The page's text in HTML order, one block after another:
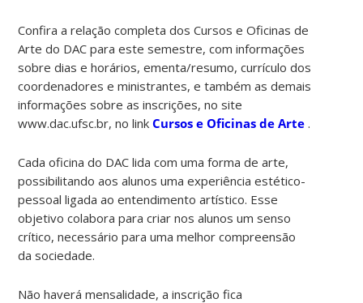
Confira a relação completa dos Cursos e Oficinas de
Arte do DAC para este semestre, com informações
sobre dias e horários, ementa/resumo, currículo dos
coordenadores e ministrantes, e também as demais
informações sobre as inscrições, no site
www.dac.ufsc.br, no linkCursos e Oficinas de Arte .
Cada oficina do DAC lida com uma forma de arte,
possibilitando aos alunos uma experiência estético-
pessoal ligada ao entendimento artístico. Esse
objetivo colabora para criar nos alunos um senso
crítico, necessário para uma melhor compreensão
da sociedade.
Não haverá mensalidade, a inscrição fica